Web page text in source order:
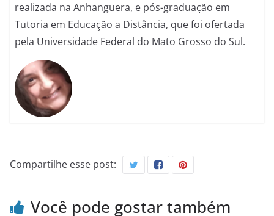
realizada na Anhanguera, e pós-graduação em
Tutoria em Educação a Distância, que foi ofertada
pela Universidade Federal do Mato Grosso do Sul.
Compartilhe esse post:
Você pode gostar também